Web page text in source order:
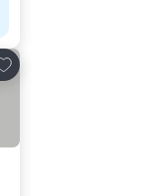
aos favoritos